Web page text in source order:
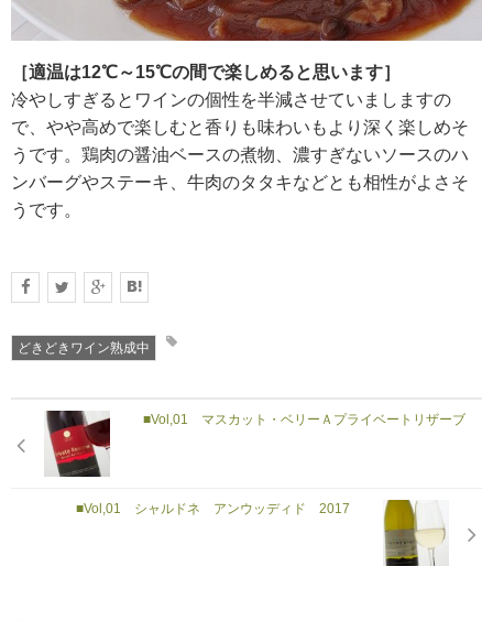
［適温は12℃～15℃の間で楽しめると思います］
冷やしすぎるとワインの個性を半減させていましますの
で、やや高めで楽しむと香りも味わいもより深く楽しめそ
うです。鶏肉の醤油ベースの煮物、濃すぎないソースのハ
ンバーグやステーキ、牛肉のタタキなどとも相性がよさそ
うです。
どきどきワイン熟成中
■Vol,01 マスカット・ベリーＡプライベートリザーブ
■Vol,01 シャルドネ アンウッディド 2017